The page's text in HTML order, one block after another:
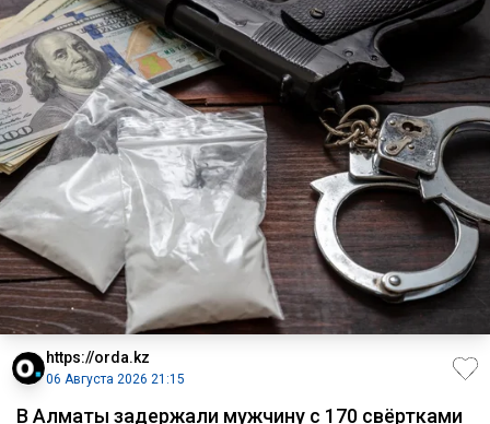
https://orda.kz
06 Августа 2026 21:15
В Алматы задержали мужчину с 170 свёртками